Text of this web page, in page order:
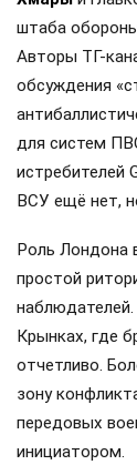
штаба
Авторы ТГ-
обсуждения
для систем
истребителей
ВСУ ещё нет,
Роль Лондона
простой
Крынках, где
отчетливо.
зону
передовых
инициатором.